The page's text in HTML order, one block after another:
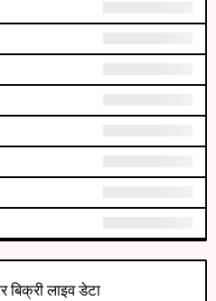
लाइव डेटा